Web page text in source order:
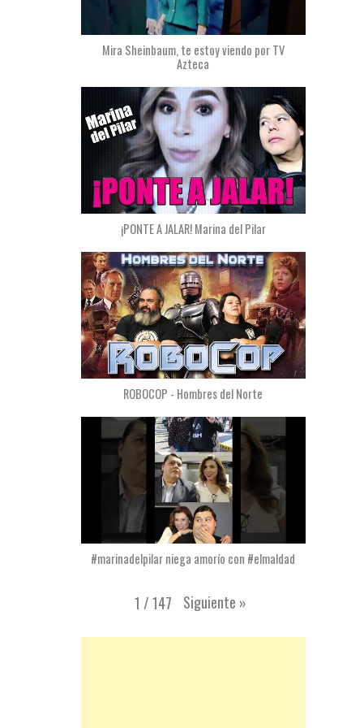
Mira Sheinbaum, te estoy viendo por TV
Azteca
¡PONTE A JALAR! Marina del Pilar
ROBOCOP - Hombres del Norte
#marinadelpilar niega amorío con #elmaldad
1 / 147 Siguiente »